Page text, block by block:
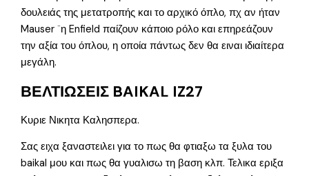
δουλειάς της μετατροπής και το αρχικό όπλο, πχ αν ήταν
Mauser ¨η Enfield παίζουν κάποιο ρόλο και επηρεάζουν
την αξία του όπλου, η οποία πάντως δεν θα ειναι ιδιαίτερα
μεγάλη.
ΒΕΛΤΙΩΣΕΙΣ BAIKAL IZ27
Κυριε Νικητα Καλησπερα.
Σας ειχα ξαναστειλει για το πως θα φτιαξω τα ξυλα του
baikal μου και πως θα γυαλισω τη βαση κλπ. Τελικα εριξα